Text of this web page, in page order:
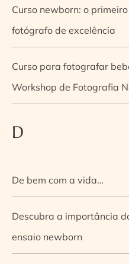
Curso newborn: o
fotógrafo de excelência
Curso para fotografar
Workshop de Fotografia
D
De bem com a vida…
Descubra a importância
ensaio newborn